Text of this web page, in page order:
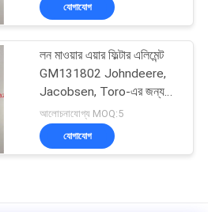
যোগাযোগ
লন মাওয়ার এয়ার ফিল্টার এলিমেন্ট
GM131802 Johndeere,
Jacobsen, Toro-এর জন্য
উপযুক্ত
আলোচনাযোগ্য MOQ:5
যোগাযোগ